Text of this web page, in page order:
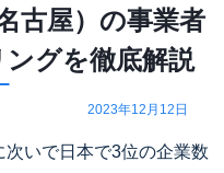
古屋）の事業者
グを徹底解説
2023年12月12日
いで日本で3位の企業数